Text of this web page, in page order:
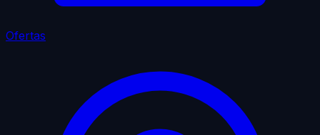
Ofertas